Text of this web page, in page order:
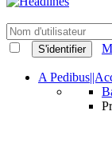
S'identifier
A